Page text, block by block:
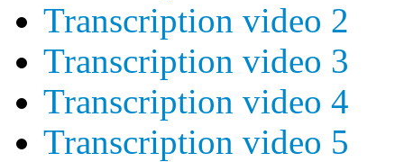
Transcription video 2
Transcription video 3
Transcription video 4
Transcription video 5